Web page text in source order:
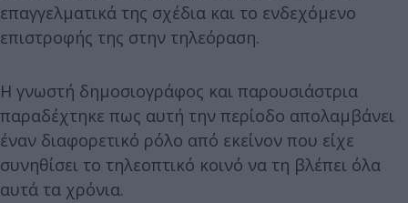
επαγγελματικά της σχέδια και το ενδεχόμενο
επιστροφής της στην τηλεόραση.
Η γνωστή δημοσιογράφος και παρουσιάστρια
παραδέχτηκε πως αυτή την περίοδο απολαμβάνει
έναν διαφορετικό ρόλο από εκείνον που είχε
συνηθίσει το τηλεοπτικό κοινό να τη βλέπει όλα
αυτά τα χρόνια.